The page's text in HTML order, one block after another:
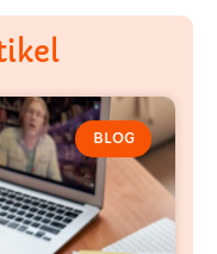
BLOG